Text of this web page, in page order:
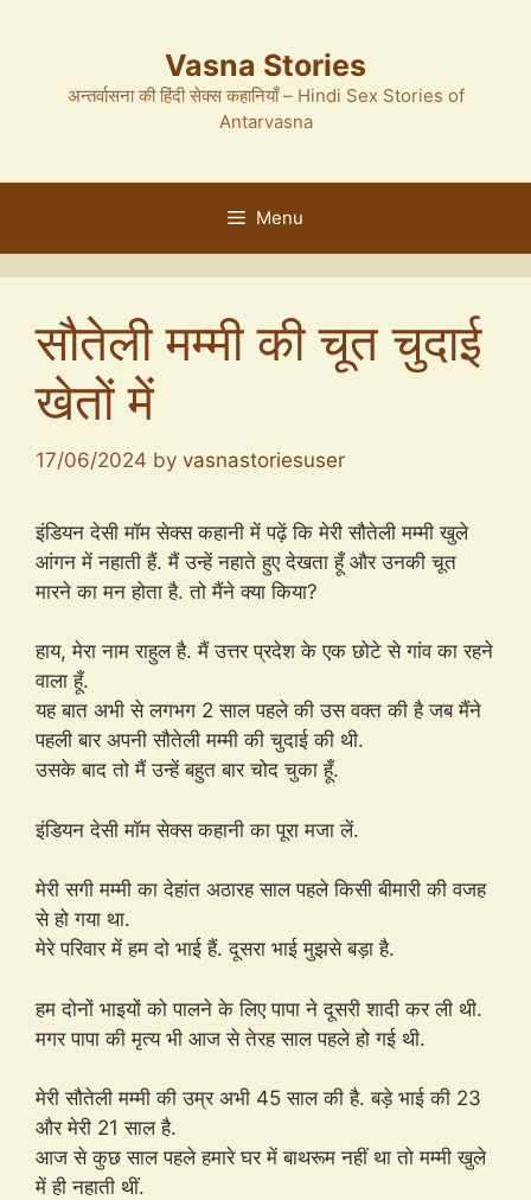
Vasna Stories
अन्तर्वासना की हिंदी सेक्स कहानियाँ – Hindi Sex Stories of
Antarvasna
Menu
सौतेली मम्मी की चूत चुदाई
खेतों में
17/06/2024 by vasnastoriesuser
इंडियन देसी मॉम सेक्स कहानी में पढ़ें कि मेरी सौतेली मम्मी खुले
आंगन में नहाती हैं. मैं उन्हें नहाते हुए देखता हूँ और उनकी चूत
मारने का मन होता है. तो मैंने क्या किया?
हाय, मेरा नाम राहुल है. मैं उत्तर प्रदेश के एक छोटे से गांव का रहने
वाला हूँ.
यह बात अभी से लगभग 2 साल पहले की उस वक्त की है जब मैंने
पहली बार अपनी सौतेली मम्मी की चुदाई की थी.
उसके बाद तो मैं उन्हें बहुत बार चोद चुका हूँ.
इंडियन देसी मॉम सेक्स कहानी का पूरा मजा लें.
मेरी सगी मम्मी का देहांत अठारह साल पहले किसी बीमारी की वजह
से हो गया था.
मेरे परिवार में हम दो भाई हैं. दूसरा भाई मुझसे बड़ा है.
हम दोनों भाइयों को पालने के लिए पापा ने दूसरी शादी कर ली थी.
मगर पापा की मृत्य भी आज से तेरह साल पहले हो गई थी.
मेरी सौतेली मम्मी की उम्र अभी 45 साल की है. बड़े भाई की 23
और मेरी 21 साल है.
आज से कुछ साल पहले हमारे घर में बाथरूम नहीं था तो मम्मी खुले
में ही नहाती थीं.